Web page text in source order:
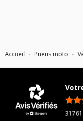
Accueil Pneus moto